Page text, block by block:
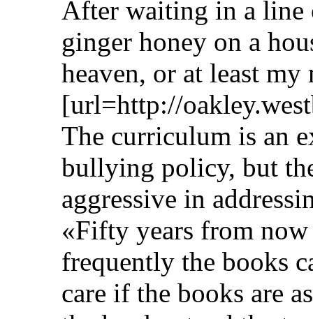
After waiting in a line
ginger honey on a
heaven, or at least my
[url=http://
The curriculum is an
bullying policy, but
aggressive in
«Fifty years from
frequently the books
care if the books are